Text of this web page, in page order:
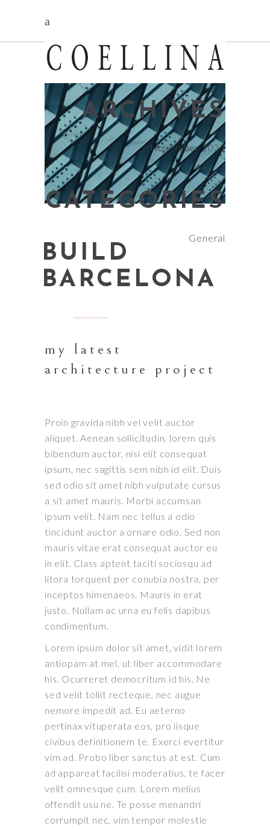
ARCHIVES
November 2024
CATEGORIES
General
BUILD
BARCELONA
my latest
architecture project
Proin gravida nibh vel velit auctor
aliquet. Aenean sollicitudin, lorem quis
bibendum auctor, nisi elit consequat
ipsum, nec sagittis sem nibh id elit. Duis
sed odio sit amet nibh vulputate cursus
a sit amet mauris. Morbi accumsan
ipsum velit. Nam nec tellus a odio
tincidunt auctor a ornare odio. Sed non
mauris vitae erat consequat auctor eu
in elit. Class aptent taciti sociosqu ad
litora torquent per conubia nostra, per
inceptos himenaeos. Mauris in erat
justo. Nullam ac urna eu felis dapibus
condimentum.
Lorem ipsum dolor sit amet, vidit lorem
antiopam at mel, ut liber accommodare
his. Ocurreret democritum id his. Ne
sed velit tollit recteque, nec augue
nemore impedit ad. Eu aeterno
pertinax vituperata eos, pro iisque
civibus definitionem te. Exerci evertitur
vim ad. Probo liber sanctus at est. Cum
ad appareat facilisi moderatius, te facer
velit omnesque cum. Lorem melius
offendit usu ne. Te posse menandri
corrumpit nec, vim tempor molestie